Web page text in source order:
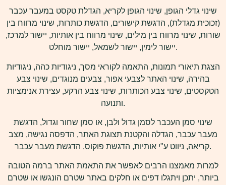
שינוי גדלי הגופן, שינוי הגופן לקריא, הגדלת טקסט במעבר עכבר
(זכוכית מגדלת), הדגשת קישורים, הדגשת כותרות, שינוי מרווח בין
שורות, שינוי מרווח בין מילים, שינוי מרווח בין אותיות, יישור למרכז,
יישור לימין, יישור לשמאל, יישור מוחלט.
הצגת תיאורי תמונות, התאמה לקוראי מסך, ניגודיות כהה, ניגודיות
בהירה, שינוי האתר לצבעי אפור, צבעים מנוגדים, שינוי צבע
הטקסטים, שינוי צבע הכותרות, שינוי צבע הרקע, עצירת אנימציות
ותנועה.
שינוי סמן העכבר לסמן גדול ולבן, או סמן שחור וגדול, הדגשת
מעבר עכבר, הגדלה והקטנת תצוגת האתר, הדפסה נגישה, מצב
קריאה, ניווט ע"י אותיות, הדגשת פוקוס, הדגשת מעבר עכבר.
למרות מאמצנו הרבים לאפשר את התאמת האתר ברמה הטובה
ביותר, יתכן ויתגלו דפים או חלקים באתר שטרם הונגשו או שטרם